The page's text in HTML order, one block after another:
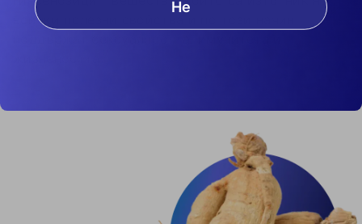
всички полезни свойства и по този начин
Не